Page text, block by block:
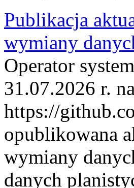
Publikacja
wymiany
Operator
31.07.2026 r.
https://
opublikowana
wymiany
danych